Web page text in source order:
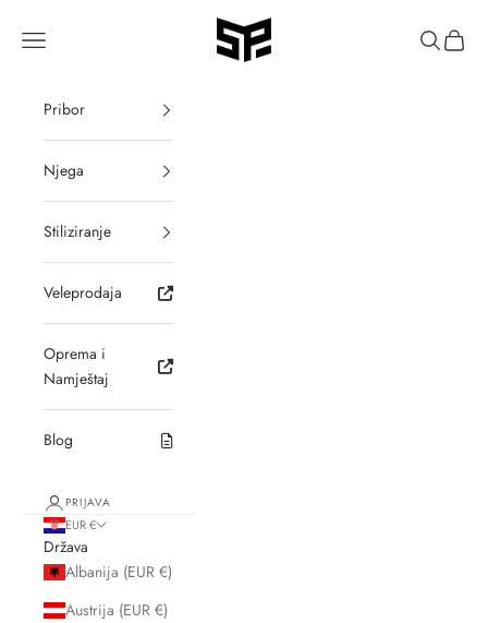
SALON PREMIUM
Translation missing: hr-HR.header.general.menu Pretraži
Pribor
Njega
Stiliziranje
Veleprodaja
Oprema i
Namještaj
Blog
PRIJAVA
EUR €
Država
Albanija (EUR €)
Austrija (EUR €)